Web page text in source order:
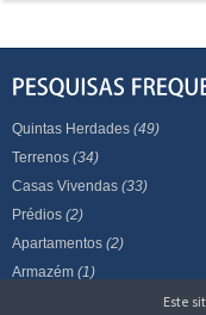
Quintas Herdades (49)
Terrenos (34)
Casas Vivendas (33)
Prédios (2)
Apartamentos (2)
Armazém (1)
Este